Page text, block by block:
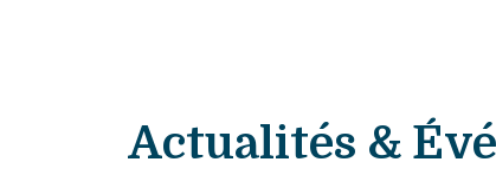
Actualités &